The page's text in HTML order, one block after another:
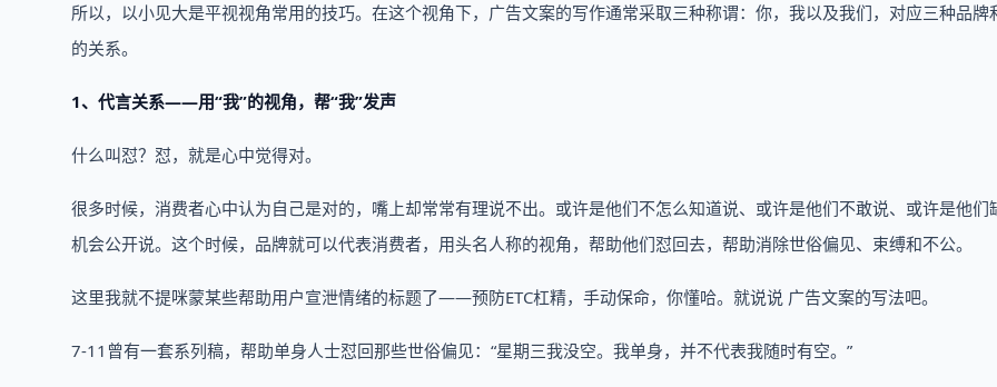
所以，以小见大是平视视角常用的技巧。在这个视角下，广告文案的写作通常采取三种称谓：你，我以及我们，对应三种品牌
的关系。
1、代言关系——用“我”的视角，帮“我”发声
什么叫怼？怼，就是心中觉得对。
很多时候，消费者心中认为自己是对的，嘴上却常常有理说不出。或许是他们不怎么知道说、或许是他们不敢说、或许是他们
机会公开说。这个时候，品牌就可以代表消费者，用头名人称的视角，帮助他们怼回去，帮助消除世俗偏见、束缚和不公。
这里我就不提咪蒙某些帮助用户宣泄情绪的标题了——预防ETC杠精，手动保命，你懂哈。就说说 广告文案的写法吧。
7-11曾有一套系列稿，帮助单身人士怼回那些世俗偏见：“星期三我没空。我单身，并不代表我随时有空。”